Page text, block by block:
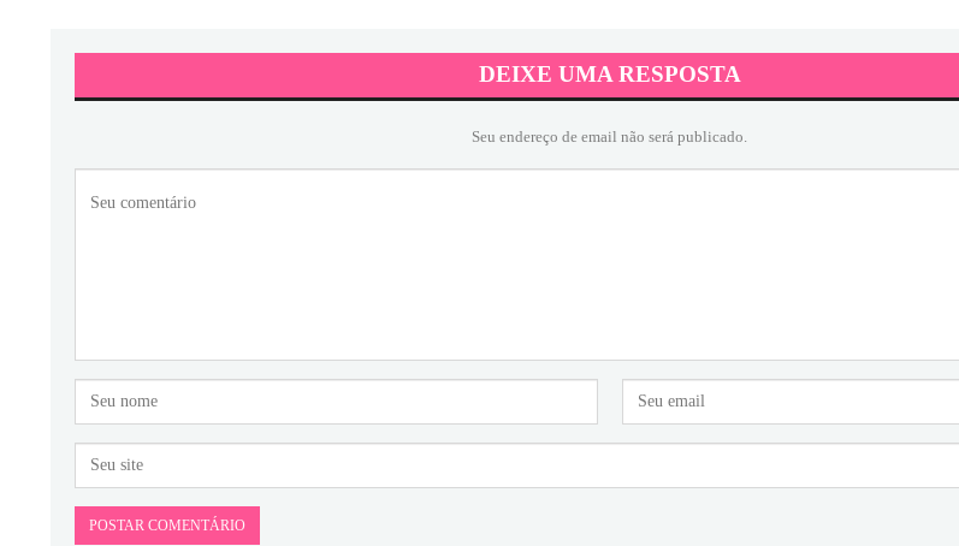
DEIXE UMA RESPOSTA
Seu endereço de email não será publicado.